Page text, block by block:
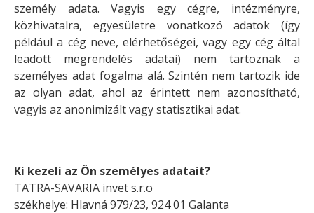
személy adata. Vagyis egy cégre, intézményre,
közhivatalra, egyesületre vonatkozó adatok (így
például a cég neve, elérhetőségei, vagy egy cég által
leadott megrendelés adatai) nem tartoznak a
személyes adat fogalma alá. Szintén nem tartozik ide
az olyan adat, ahol az érintett nem azonosítható,
vagyis az anonimizált vagy statisztikai adat.
Ki kezeli az Ön személyes adatait?
TATRA-SAVARIA invet s.r.o
székhelye: Hlavná 979/23, 924 01 Galanta